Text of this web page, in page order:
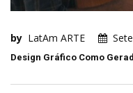
by LatAm ARTE
Design Gráfico Como